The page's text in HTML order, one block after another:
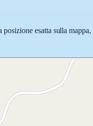
esatta sulla